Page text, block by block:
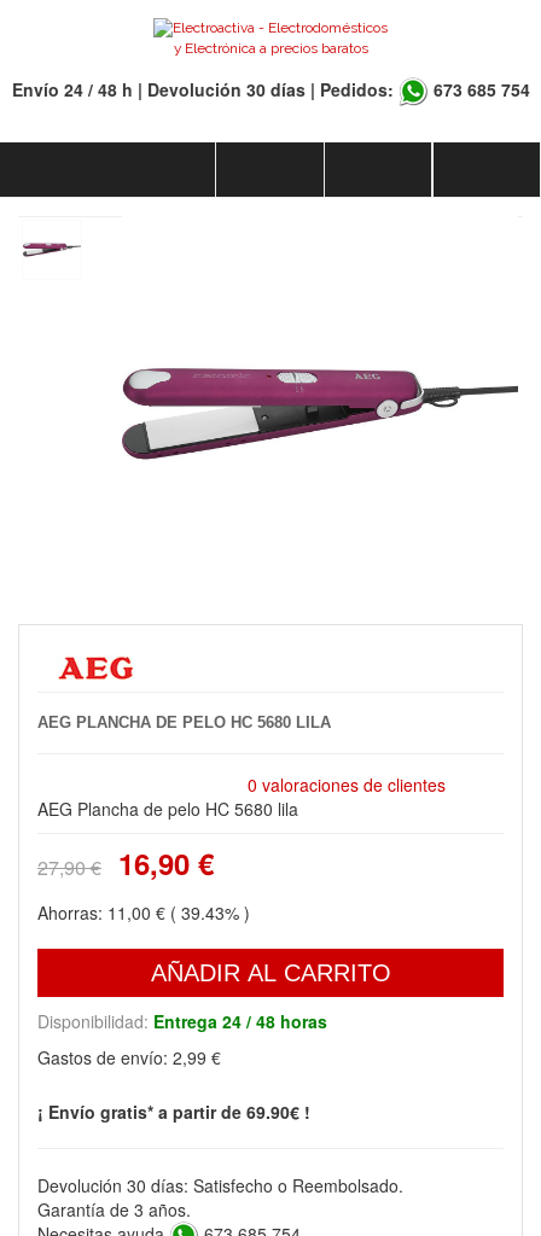
Envío 24 / 48 h | Devolución 30 días | Pedidos: 673 685 754
AEG PLANCHA DE PELO HC 5680 LILA
0 valoraciones de clientes
AEG Plancha de pelo HC 5680 lila
27,90 € 16,90 €
Ahorras: 11,00 € ( 39.43% )
AÑADIR AL CARRITO
Disponibilidad: Entrega 24 / 48 horas
Gastos de envío: 2,99 €
¡ Envío gratis* a partir de 69.90€ !
Devolución 30 días: Satisfecho o Reembolsado.
Garantía de 3 años.